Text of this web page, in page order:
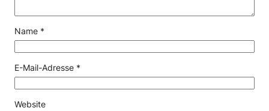
Name *
E-Mail-Adresse *
Website